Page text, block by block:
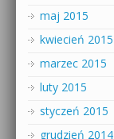
maj 2015
kwiecień 2015
marzec 2015
luty 2015
styczeń 2015
grudzień 2014